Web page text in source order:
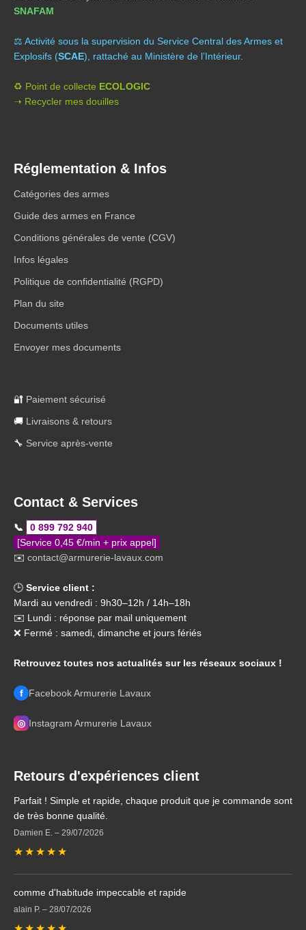
SNAFAM
⚖️ Activité sous la supervision du Service Central des Armes et
Explosifs (SCAE), rattaché au Ministère de l’Intérieur.
♻️ Point de collecte ECOLOGIC
➝ Recycler mes douilles
Réglementation & Infos
Catégories des armes
Guide des armes en France
Conditions générales de vente (CGV)
Infos légales
Politique de confidentialité (RGPD)
Plan du site
Documents utiles
Envoyer mes documents
🔐 Paiement sécurisé
🚚 Livraisons & retours
🔧 Service après-vente
Contact & Services
📞
0 899 792 940
[Service 0,45 €/min + prix appel]
✉️ contact@armurerie-lavaux.com
🕒 Service client :
Mardi au vendredi : 9h30–12h / 14h–18h
✉️ Lundi : réponse par mail uniquement
❌ Fermé : samedi, dimanche et jours fériés
Retrouvez toutes nos actualités sur les réseaux sociaux !
f Facebook Armurerie Lavaux
◎ Instagram Armurerie Lavaux
Retours d'expériences client
Parfait ! Simple et rapide, chaque produit que je commande sont
de très bonne qualité.
Damien E. – 29/07/2026
★ ★ ★ ★ ★
comme d'habitude impeccable et rapide
alain P. – 28/07/2026